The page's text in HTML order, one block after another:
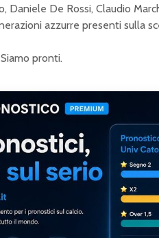
Daniele De Rossi, Claudio
azzurre presenti sulla
pronti.